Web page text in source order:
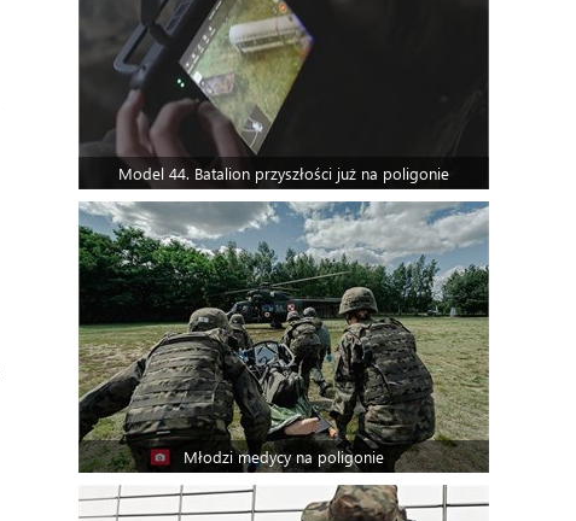
Model 44. Batalion przyszłości już na poligonie
Młodzi medycy na poligonie